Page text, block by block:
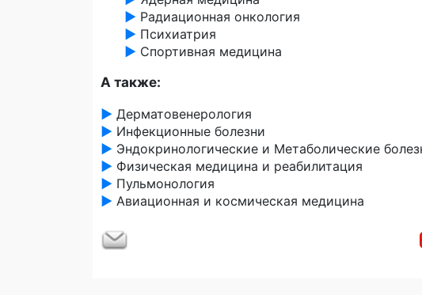
► Радиационная онкология
► Психиатрия
► Спортивная медицина
А также:
► Дерматовенерология
► Инфекционные болезни
► Эндокринологические и Метаболические
► Физическая медицина и реабилитация
► Пульмонология
► Авиационная и космическая медицина